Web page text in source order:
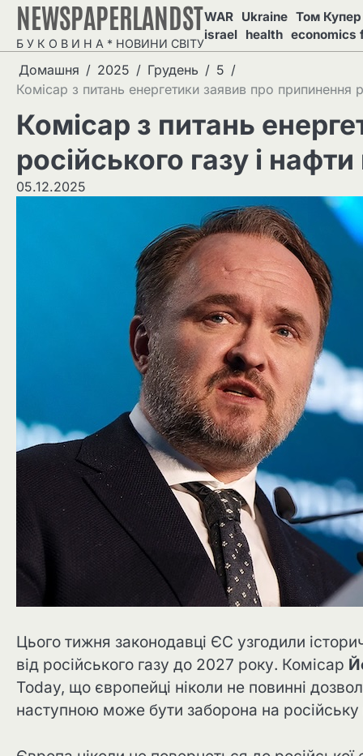
Перейти
вмісту
NEWSPAPERLANDST
Б У К О В И Н А * НОВИНИ СВІТУ
WAR Ukraine Том Купер
israel health economics
Домашня 2025 Грудень
5
Комісар з питань енергетики заявив про припинення
Комісар з питань
російського газу і
05.12.2025
Цього тижня законодавці ЄС узгодили
від російського газу до 2027 року. Комісар
Today, що європейці ніколи не повинні
наступною може бути заборона на російську